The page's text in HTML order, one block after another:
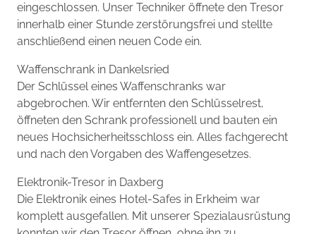
eingeschlossen. Unser Techniker öffnete den Tresor
innerhalb einer Stunde zerstörungsfrei und stellte
anschließend einen neuen Code ein.
Waffenschrank in Dankelsried
Der Schlüssel eines Waffenschranks war
abgebrochen. Wir entfernten den Schlüsselrest,
öffneten den Schrank professionell und bauten ein
neues Hochsicherheitsschloss ein. Alles fachgerecht
und nach den Vorgaben des Waffengesetzes.
Elektronik-Tresor in Daxberg
Die Elektronik eines Hotel-Safes in Erkheim war
komplett ausgefallen. Mit unserer Spezialausrüstung